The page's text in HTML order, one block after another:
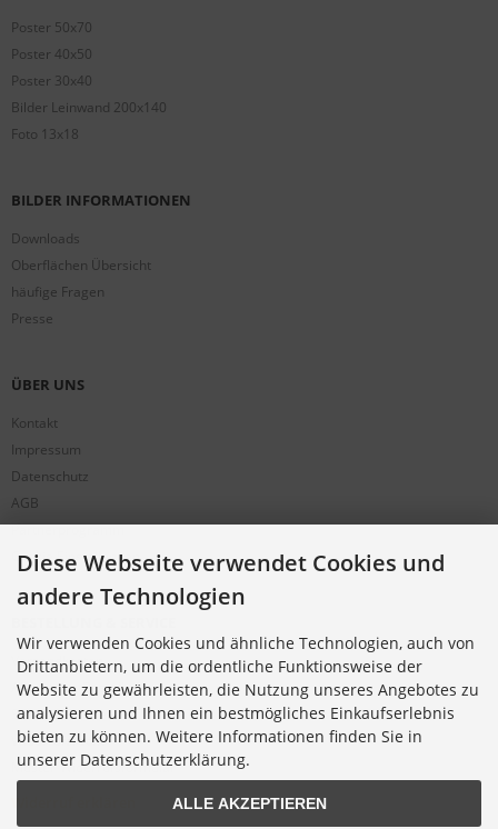
Poster 50x70
Poster 40x50
Poster 30x40
Bilder Leinwand 200x140
Foto 13x18
BILDER INFORMATIONEN
Downloads
Oberflächen Übersicht
häufige Fragen
Presse
ÜBER UNS
Kontakt
Impressum
Datenschutz
AGB
Partnerprogramm
Cookie Einstellungen
Versandkosten
Alternative Bestellwege
Sicher Einkaufen
Widerrufsrecht
Muster-Widerrufsformular
Diese Webseite verwendet Cookies und
andere Technologien
Wir verwenden Cookies und ähnliche Technologien, auch von
Drittanbietern, um die ordentliche Funktionsweise der
Website zu gewährleisten, die Nutzung unseres Angebotes zu
analysieren und Ihnen ein bestmögliches Einkaufserlebnis
bieten zu können. Weitere Informationen finden Sie in
unserer Datenschutzerklärung.
ALLE AKZEPTIEREN